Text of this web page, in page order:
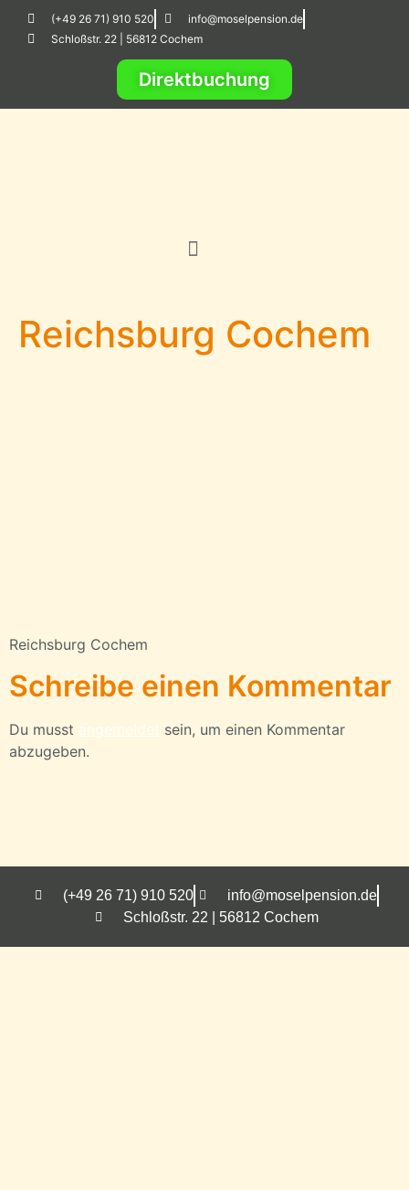
(+49 26 71) 910 520
info@moselpension.de
Schloßstr. 22 | 56812 Cochem
Direktbuchung
Reichsburg Cochem
Reichsburg Cochem
Schreibe einen Kommentar
Du musst angemeldet sein, um einen Kommentar
abzugeben.
(+49 26 71) 910 520
info@moselpension.de
Schloßstr. 22 | 56812 Cochem